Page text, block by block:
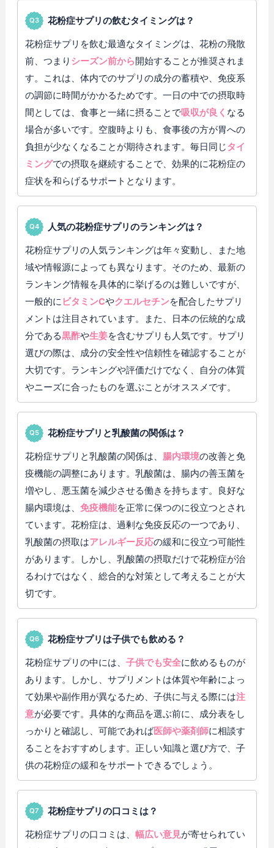
花粉症サプリの飲むタイミングは？
花粉症サプリを飲む最適なタイミングは、花粉の飛散
前、つまり シーズン前から開始することが推奨されま
す。これは、体内でのサプリの成分の蓄積や、免疫系
の調節に時間がかかるためです。一日の中での摂取時
間としては、食事と一緒に摂ることで吸収が良く なる
場合が多いです。空腹時よりも、食事後の方が胃への
負担が少なくなることが期待されます。毎日同じタイ
ミングでの摂取を継続することで、効果的に花粉症の
症状を和らげるサポートとなります。
人気の花粉症サプリのランキングは？
花粉症サプリの人気ランキングは年々変動し、また地
域や情報源によっても異なります。そのため、最新の
ランキング情報を具体的に挙げるのは難しいですが、
一般的に ビタミンCやクエルセチンを配合したサプリ
メントは注目されています。また、日本の伝統的な成
分である黒酢や生姜を含むサプリも人気です。サプリ
選びの際は、成分の安全性や信頼性を確認することが
大切です。ランキングや評価だけでなく、自分の体質
やニーズに合ったものを選ぶことがオススメです。
花粉症サプリと乳酸菌の関係は？
花粉症サプリと乳酸菌の関係は、 腸内環境の改善と免
疫機能の調整にあります。乳酸菌は、腸内の善玉菌を
増やし、悪玉菌を減少させる働きを持ちます。良好な
腸内環境は、 免疫機能を正常に保つのに役立つとされ
ています。花粉症は、過剰な免疫反応の一つであり、
乳酸菌の摂取はアレルギー反応の緩和に役立つ可能性
があります。しかし、乳酸菌の摂取だけで花粉症が治
るわけではなく、総合的な対策として考えることが大
切です。
花粉症サプリは子供でも飲める？
花粉症サプリの中には、 子供でも安全に飲めるものが
あります。しかし、サプリメントは体質や年齢によっ
て効果や副作用が異なるため、子供に与える際には注
意が必要です。具体的な商品を選ぶ前に、成分表をし
っかりと確認し、可能であれば医師や薬剤師に相談す
ることをおすすめします。正しい知識と選び方で、子
供の花粉症の緩和をサポートできるでしょう。
花粉症サプリの口コミは？
花粉症サプリの口コミは、 幅広い意見が寄せられてい